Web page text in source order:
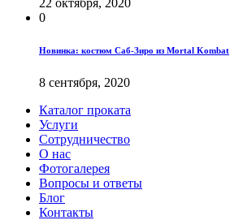
0
Новинка: костюм Саб-Зиро из Mortal Kombat
8 сентября, 2020
Каталог проката
Услуги
Сотрудничество
О нас
Фотогалерея
Вопросы и ответы
Блог
Контакты